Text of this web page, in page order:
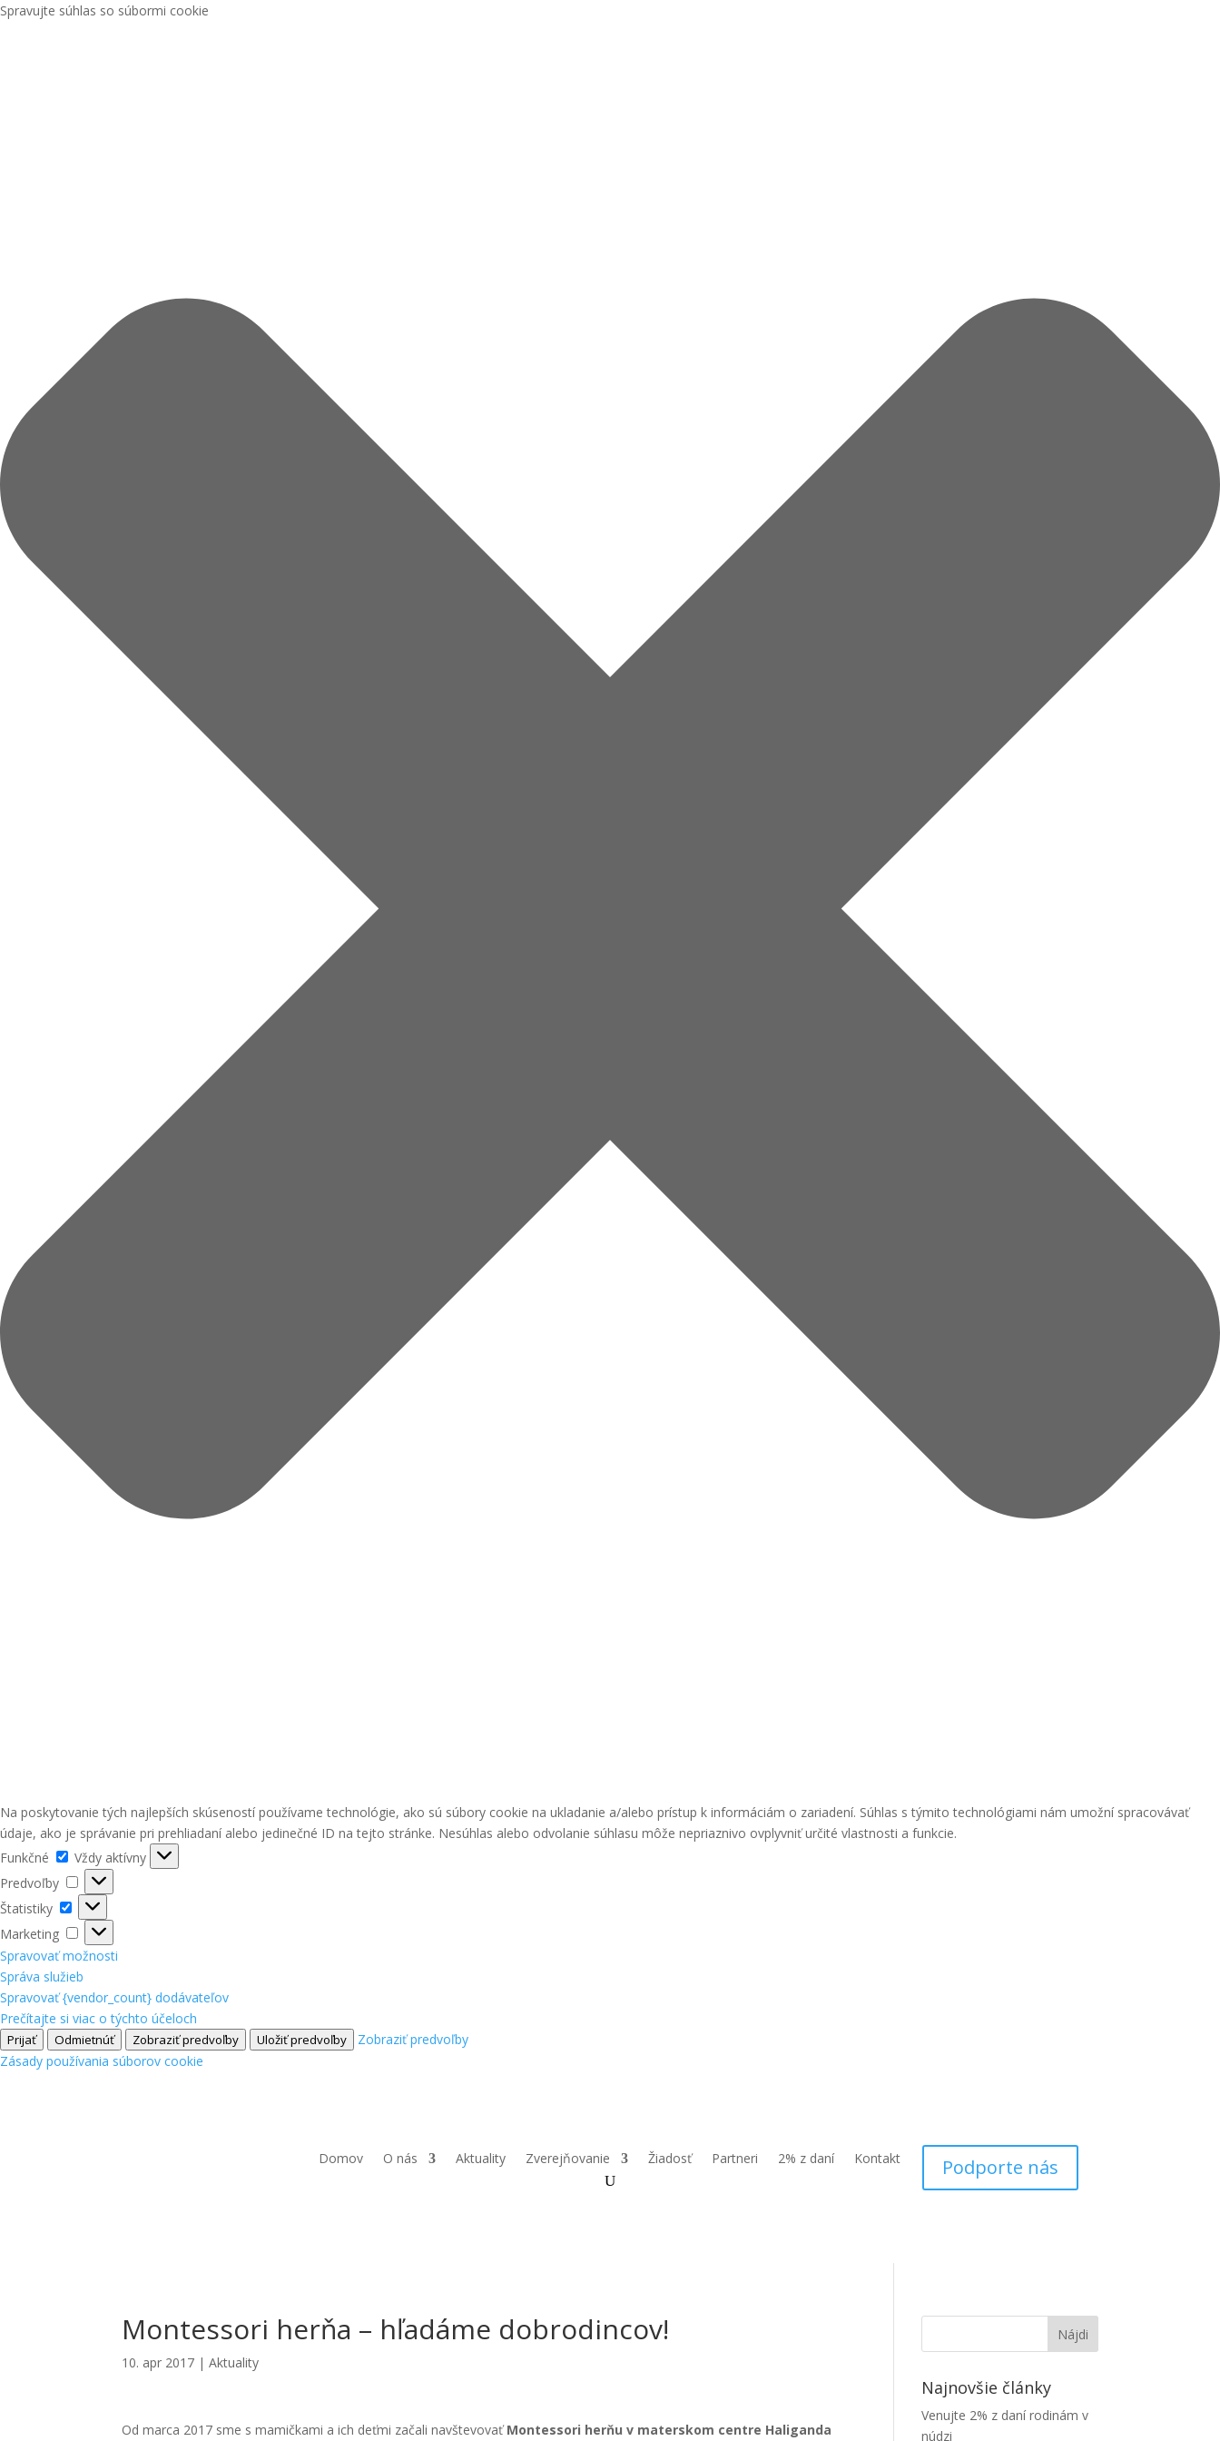
Spravujte súhlas so súbormi cookie
Na poskytovanie tých najlepších skúseností používame technológie, ako sú súbory cookie na ukladanie a/alebo prístup k informáciám o zariadení. Súhlas s týmito technológiami nám umožní spracovávať
údaje, ako je správanie pri prehliadaní alebo jedinečné ID na tejto stránke. Nesúhlas alebo odvolanie súhlasu môže nepriaznivo ovplyvniť určité vlastnosti a funkcie.
Funkčné
Funkčné
Vždy aktívny
Predvoľby
Predvoľby
Štatistiky
Štatistiky
Marketing
Marketing
Spravovať možnosti
Správa služieb
Spravovať {vendor_count} dodávateľov
Prečítajte si viac o týchto účeloch
Prijať Odmietnúť Zobraziť predvoľby Uložiť predvoľby
Zobraziť predvoľby
Zásady používania súborov cookie
Domov O nás Aktuality Zverejňovanie Žiadosť Partneri 2% z daní Kontakt Podporte nás
Montessori herňa – hľadáme dobrodincov!
10. apr 2017 |Aktuality
Od marca 2017 sme s mamičkami a ich deťmi začali navštevovaťMontessori herňu v materskom centre Haliganda
Najnovšie články
Venujte 2% z daní rodinám v
núdzi